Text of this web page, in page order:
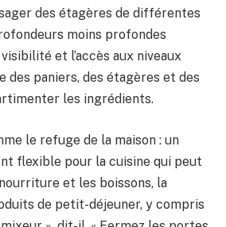
des étagères de différentes
moins profondes
et l’accès aux niveaux
des paniers, des étagères et des
les ingrédients.
le refuge de la maison : un
flexible pour la cuisine qui peut
et les boissons, la
de petit-déjeuner, y compris